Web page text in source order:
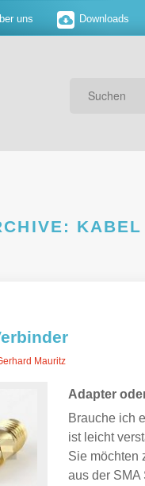
uns Downloads
KABEL
Mauritz
Adapter
Brauche ich
ist leicht
Sie möchten
aus der